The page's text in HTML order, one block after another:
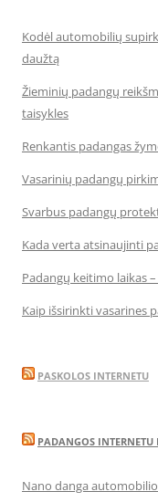
Kodėl automobilių
daužtą
Žieminių padangų
taisykles
Renkantis padangas
Vasarinių padangų
Svarbus padangų
Kada verta atsinaujinti
Padangų keitimo laikas
Kaip išsirinkti vasarines
PASKOLOS INTERNETU
PADANGOS INTERNETU
Nano danga